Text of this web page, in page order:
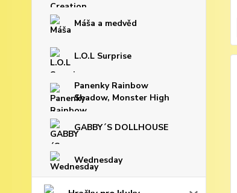
Máša a medvěd
L.O.L Surprise
Panenky Rainbow
Shadow, Monster High
GABBY´S DOLLHOUSE
Wednesday